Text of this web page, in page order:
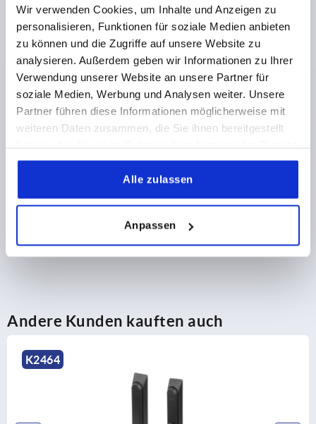
Wir verwenden Cookies, um Inhalte und Anzeigen zu
personalisieren, Funktionen für soziale Medien anbieten
zu können und die Zugriffe auf unsere Website zu
analysieren. Außerdem geben wir Informationen zu Ihrer
Verwendung unserer Website an unsere Partner für
soziale Medien, Werbung und Analysen weiter. Unsere
Partner führen diese Informationen möglicherweise mit
weiteren Daten zusammen, die Sie ihnen bereitgestellt
gesammelt haben.
Alle zulassen
Anpassen
1) Montagebohrungen
7) Adapter für Zungen Kunststoff oder Zink
HÖHE=18
H1=20 H3=20 L1=95 L2=95
Bestellnummer:K2465.020
11,15 CHF
zzgl. MwSt.
zzgl. Versandkosten
DETAILS
Andere Kunden kauften auch
K2464